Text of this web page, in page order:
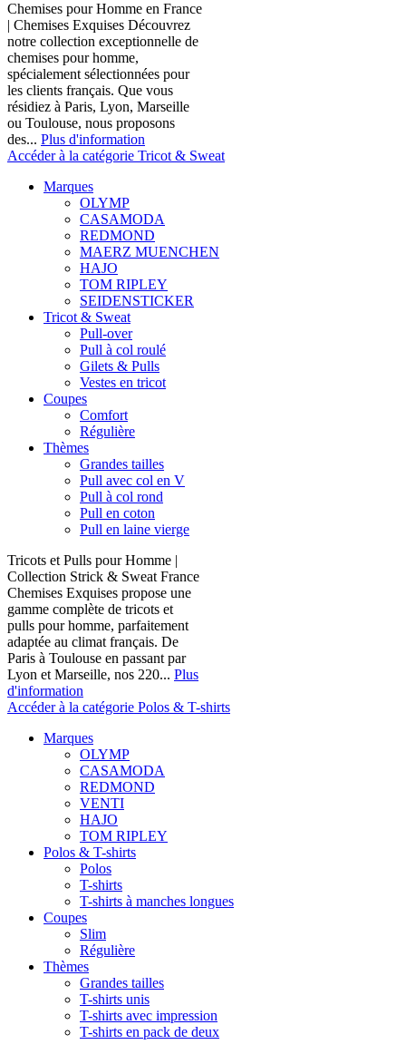
Chemises pour Homme en France
| Chemises Exquises Découvrez
notre collection exceptionnelle de
chemises pour homme,
spécialement sélectionnées pour
les clients français. Que vous
résidiez à Paris, Lyon, Marseille
ou Toulouse, nous proposons
des... Plus d'information
Accéder à la catégorie Tricot & Sweat
Marques
OLYMP
CASAMODA
REDMOND
MAERZ MUENCHEN
HAJO
TOM RIPLEY
SEIDENSTICKER
Tricot & Sweat
Pull-over
Pull à col roulé
Gilets & Pulls
Vestes en tricot
Coupes
Comfort
Régulière
Thèmes
Grandes tailles
Pull avec col en V
Pull à col rond
Pull en coton
Pull en laine vierge
Tricots et Pulls pour Homme |
Collection Strick & Sweat France
Chemises Exquises propose une
gamme complète de tricots et
pulls pour homme, parfaitement
adaptée au climat français. De
Paris à Toulouse en passant par
Lyon et Marseille, nos 220... Plus
d'information
Accéder à la catégorie Polos & T-shirts
Marques
OLYMP
CASAMODA
REDMOND
VENTI
HAJO
TOM RIPLEY
Polos & T-shirts
Polos
T-shirts
T-shirts à manches longues
Coupes
Slim
Régulière
Thèmes
Grandes tailles
T-shirts unis
T-shirts avec impression
T-shirts en pack de deux